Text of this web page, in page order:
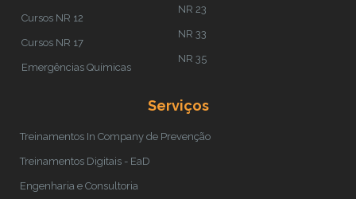
Cursos NR 12
Cursos NR 17
Emergências Químicas
NR 23
NR 33
NR 35
Serviços
Treinamentos In Company de Prevenção
Treinamentos Digitais - EaD
Engenharia e Consultoria